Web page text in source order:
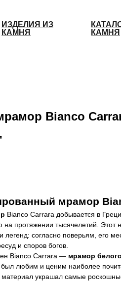
ИЗДЕЛИЯ ИЗ
КАМНЯ
КАМНЯ
Bianco
мрамор
Bianco Carrara добывается в
на протяжении тысячелетий. Этот
легенд: согласно поверьям, его
и споров богов.
Bianco Carrara — мрамор
был любим и ценим наиболее
украшал самые